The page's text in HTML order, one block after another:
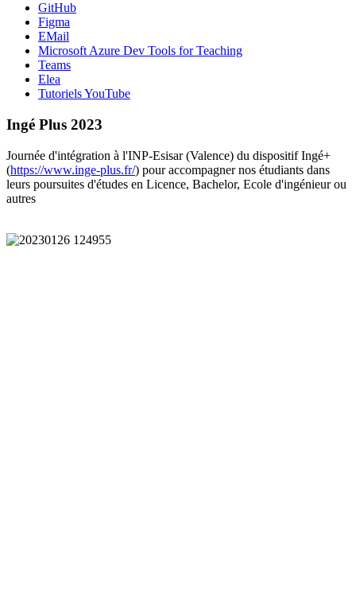
GitHub
Figma
EMail
Microsoft Azure Dev Tools for Teaching
Teams
Elea
Tutoriels YouTube
Ingé Plus 2023
Journée d'intégration à l'INP-Esisar (Valence) du dispositif Ingé+
(https://www.inge-plus.fr/) pour accompagner nos étudiants dans
leurs poursuites d'études en Licence, Bachelor, Ecole d'ingénieur ou
autres